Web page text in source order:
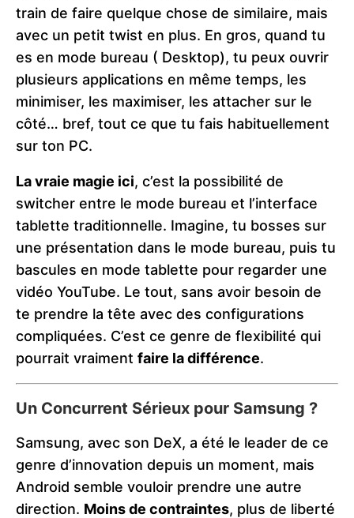
train de faire quelque chose de similaire, mais
avec un petit twist en plus. En gros, quand tu
es en mode bureau ( Desktop), tu peux ouvrir
plusieurs applications en même temps, les
minimiser, les maximiser, les attacher sur le
côté… bref, tout ce que tu fais habituellement
sur ton PC.
La vraie magie ici, c’est la possibilité de
switcher entre le mode bureau et l’interface
tablette traditionnelle. Imagine, tu bosses sur
une présentation dans le mode bureau, puis tu
bascules en mode tablette pour regarder une
vidéo YouTube. Le tout, sans avoir besoin de
te prendre la tête avec des configurations
compliquées. C’est ce genre de flexibilité qui
pourrait vraiment faire la différence.
Un Concurrent Sérieux pour Samsung ?
Samsung, avec son DeX, a été le leader de ce
genre d’innovation depuis un moment, mais
Android semble vouloir prendre une autre
direction. Moins de contraintes, plus de liberté